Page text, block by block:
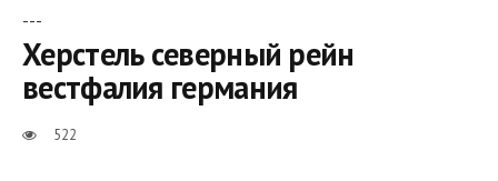
---
Херстель северный рейн
вестфалия германия
522